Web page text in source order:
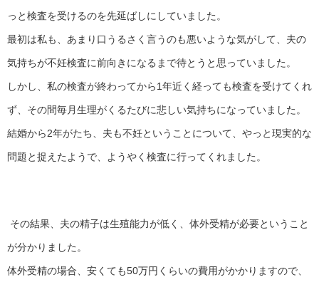
っと検査を受けるのを先延ばしにしていました。
最初は私も、あまり口うるさく言うのも悪いような気がして、夫の
気持ちが不妊検査に前向きになるまで待とうと思っていました。
しかし、私の検査が終わってから1年近く経っても検査を受けてくれ
ず、その間毎月生理がくるたびに悲しい気持ちになっていました。
結婚から2年がたち、夫も不妊ということについて、やっと現実的な
問題と捉えたようで、ようやく検査に行ってくれました。
その結果、夫の精子は生殖能力が低く、体外受精が必要ということ
が分かりました。
体外受精の場合、安くても50万円くらいの費用がかかりますので、